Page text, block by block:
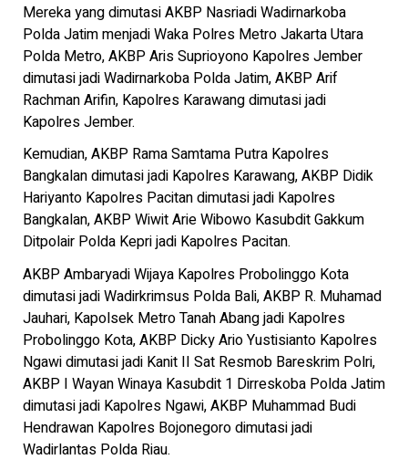
Mereka yang dimutasi AKBP Nasriadi Wadirnarkoba
Polda Jatim menjadi Waka Polres Metro Jakarta Utara
Polda Metro, AKBP Aris Suprioyono Kapolres Jember
dimutasi jadi Wadirnarkoba Polda Jatim, AKBP Arif
Rachman Arifin, Kapolres Karawang dimutasi jadi
Kapolres Jember.
Kemudian, AKBP Rama Samtama Putra Kapolres
Bangkalan dimutasi jadi Kapolres Karawang, AKBP Didik
Hariyanto Kapolres Pacitan dimutasi jadi Kapolres
Bangkalan, AKBP Wiwit Arie Wibowo Kasubdit Gakkum
Ditpolair Polda Kepri jadi Kapolres Pacitan.
AKBP Ambaryadi Wijaya Kapolres Probolinggo Kota
dimutasi jadi Wadirkrimsus Polda Bali, AKBP R. Muhamad
Jauhari, Kapolsek Metro Tanah Abang jadi Kapolres
Probolinggo Kota, AKBP Dicky Ario Yustisianto Kapolres
Ngawi dimutasi jadi Kanit II Sat Resmob Bareskrim Polri,
AKBP I Wayan Winaya Kasubdit 1 Dirreskoba Polda Jatim
dimutasi jadi Kapolres Ngawi, AKBP Muhammad Budi
Hendrawan Kapolres Bojonegoro dimutasi jadi
Wadirlantas Polda Riau.